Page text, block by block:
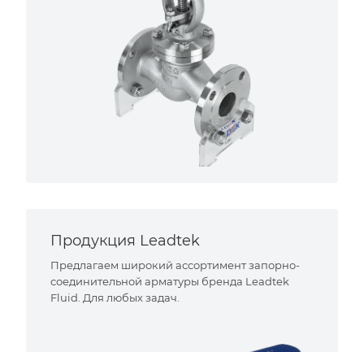
Продукция Leadtek
Предлагаем широкий ассортимент запорно-
соединительной арматуры бренда Leadtek
Fluid. Для любых задач.